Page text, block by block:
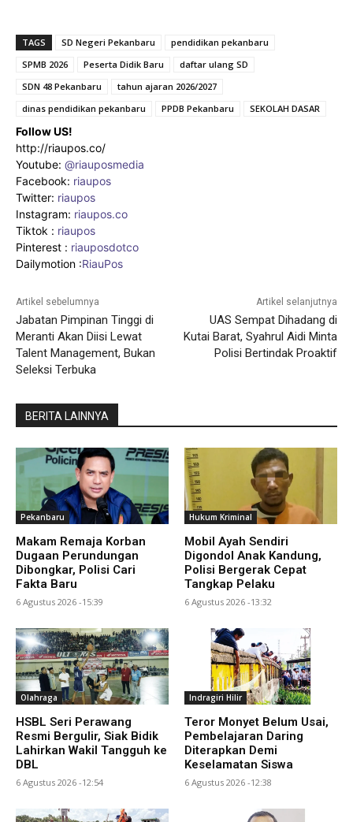
TAGS SD Negeri Pekanbaru
pendidikan pekanbaru
SPMB 2026
Peserta Didik Baru
daftar ulang SD
SDN 48 Pekanbaru
tahun ajaran 2026/2027
dinas pendidikan pekanbaru
PPDB Pekanbaru SEKOLAH DASAR
Follow US!
http://riaupos.co/
Youtube: @riauposmedia
Facebook: riaupos
Twitter: riaupos
Instagram: riaupos.co
Tiktok : riaupos
Pinterest : riauposdotco
Dailymotion :RiauPos
Artikel sebelumnya
Jabatan Pimpinan Tinggi di
Meranti Akan Diisi Lewat
Talent Management, Bukan
Seleksi Terbuka
Artikel selanjutnya
UAS Sempat Dihadang di
Kutai Barat, Syahrul Aidi Minta
Polisi Bertindak Proaktif
BERITA LAINNYA
Pekanbaru
Makam Remaja Korban
Dugaan Perundungan
Dibongkar, Polisi Cari
Fakta Baru
6 Agustus 2026 -15:39
Hukum Kriminal
Mobil Ayah Sendiri
Digondol Anak Kandung,
Polisi Bergerak Cepat
Tangkap Pelaku
6 Agustus 2026 -13:32
Olahraga
HSBL Seri Perawang
Resmi Bergulir, Siak Bidik
Lahirkan Wakil Tangguh ke
DBL
6 Agustus 2026 -12:54
Indragiri Hilir
Teror Monyet Belum Usai,
Pembelajaran Daring
Diterapkan Demi
Keselamatan Siswa
6 Agustus 2026 -12:38